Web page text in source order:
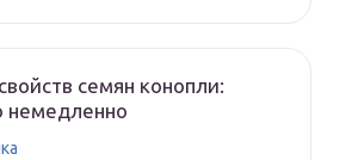
семян конопли:
немедленно